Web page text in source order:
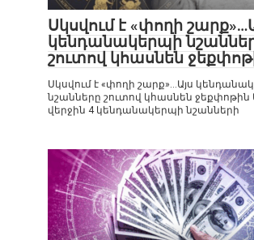
Սկսվում է «փողի
կենդանակերպի
շուտով կհասնեն
Սկսվում է «փողի շարք»…Այս
նշանները շուտով կհասնեն ջեքփոթին
վերջին 4 կենդանակերպի նշանների